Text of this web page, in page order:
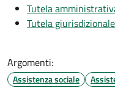
Tutela
Tutela giurisdizionale
Argomenti:
Assistenza sociale